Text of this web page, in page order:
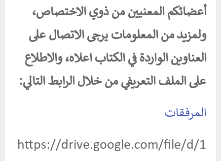
أعضائكم المعنيين من ذوي الاختصاص،
ولمزيد من المعلومات يرجى الاتصال على
العناوين الواردة في الكتاب اعلاه، والاطلاع
على الملف التعريفي من خلال الرابط التالي:
المرفقات
https://drive.google.com/file/d/1